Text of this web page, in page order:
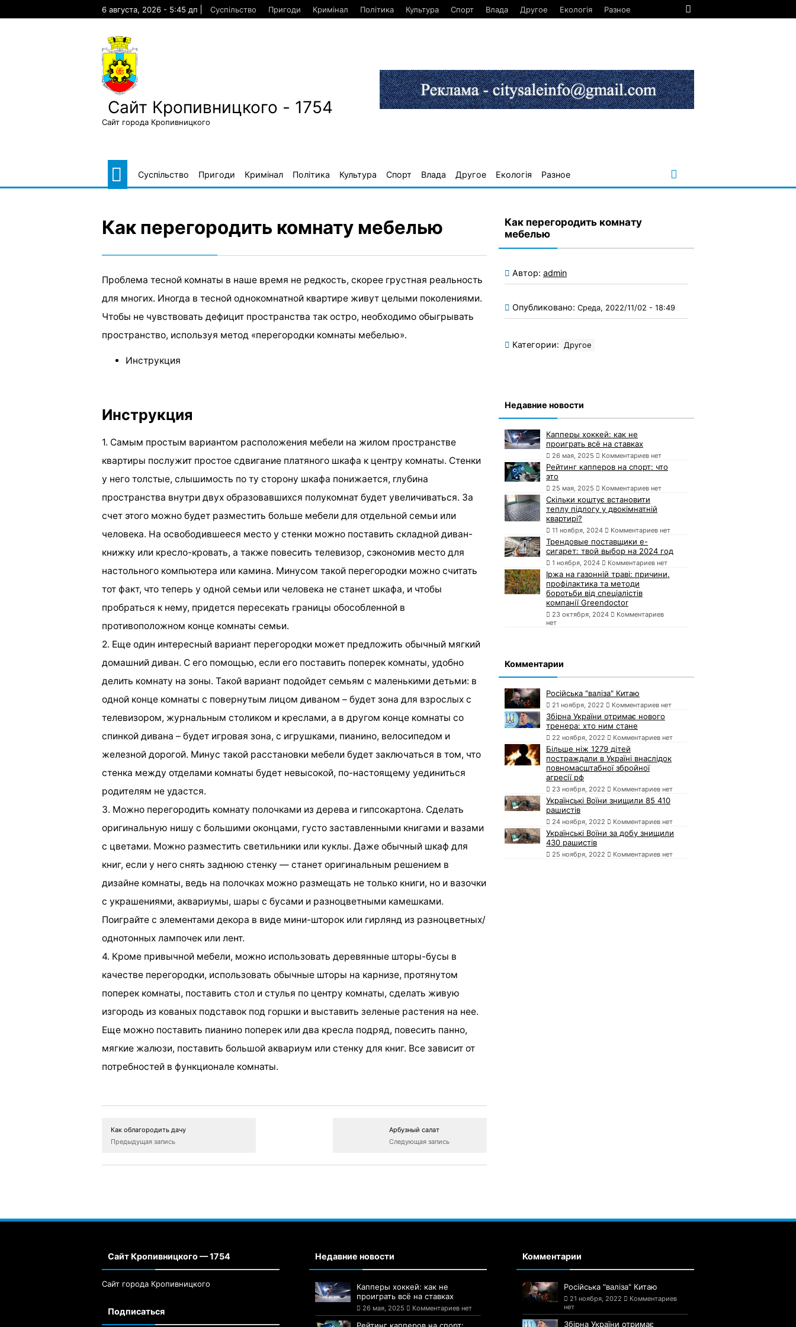
6 августа, 2026 - 5:45 дп Суспільство Пригоди Кримінал Політика Культура Спорт Влада Другое Екологія Разное
Сайт Кропивницкого - 1754
Сайт города Кропивницкого
Суспільство Пригоди Кримінал Політика Культура Спорт Влада Другое Екологія Разное
Как перегородить комнату мебелью
Проблема тесной комнаты в наше время не редкость, скорее грустная реальность
для многих. Иногда в тесной однокомнатной квартире живут целыми поколениями.
Чтобы не чувствовать дефицит пространства так остро, необходимо обыгрывать
пространство, используя метод «перегородки комнаты мебелью».
Инструкция
Инструкция
1. Самым простым вариантом расположения мебели на жилом пространстве
квартиры послужит простое сдвигание платяного шкафа к центру комнаты. Стенки
у него толстые, слышимость по ту сторону шкафа понижается, глубина
пространства внутри двух образовавшихся полукомнат будет увеличиваться. За
счет этого можно будет разместить больше мебели для отдельной семьи или
человека. На освободившееся место у стенки можно поставить складной диван-
книжку или кресло-кровать, а также повесить телевизор, сэкономив место для
настольного компьютера или камина. Минусом такой перегородки можно считать
тот факт, что теперь у одной семьи или человека не станет шкафа, и чтобы
пробраться к нему, придется пересекать границы обособленной в
противоположном конце комнаты семьи.
2. Еще один интересный вариант перегородки может предложить обычный мягкий
домашний диван. С его помощью, если его поставить поперек комнаты, удобно
делить комнату на зоны. Такой вариант подойдет семьям с маленькими детьми: в
одной конце комнаты с повернутым лицом диваном – будет зона для взрослых с
телевизором, журнальным столиком и креслами, а в другом конце комнаты со
спинкой дивана – будет игровая зона, с игрушками, пианино, велосипедом и
железной дорогой. Минус такой расстановки мебели будет заключаться в том, что
стенка между отделами комнаты будет невысокой, по-настоящему уединиться
родителям не удастся.
3. Можно перегородить комнату полочками из дерева и гипсокартона. Сделать
оригинальную нишу с большими оконцами, густо заставленными книгами и вазами
с цветами. Можно разместить светильники или куклы. Даже обычный шкаф для
книг, если у него снять заднюю стенку — станет оригинальным решением в
дизайне комнаты, ведь на полочках можно размещать не только книги, но и вазочки
с украшениями, аквариумы, шары с бусами и разноцветными камешками.
Поиграйте с элементами декора в виде мини-шторок или гирлянд из разноцветных/
однотонных лампочек или лент.
4. Кроме привычной мебели, можно использовать деревянные шторы-бусы в
качестве перегородки, использовать обычные шторы на карнизе, протянутом
поперек комнаты, поставить стол и стулья по центру комнаты, сделать живую
изгородь из кованых подставок под горшки и выставить зеленые растения на нее.
Еще можно поставить пианино поперек или два кресла подряд, повесить панно,
мягкие жалюзи, поставить большой аквариум или стенку для книг. Все зависит от
потребностей в функционале комнаты.
Как облагородить дачу
Предыдущая запись
Арбузный салат
Следующая запись
Как перегородить комнату
мебелью
Автор: admin
Опубликовано: Среда, 2022/11/02 - 18:49
Категории: Другое
Недавние новости
Капперы хоккей: как не
проиграть всё на ставках
26 мая, 2025 Комментариев нет
Рейтинг капперов на спорт: что
это
25 мая, 2025 Комментариев нет
Скільки коштує встановити
теплу підлогу у двокімнатній
квартирі?
11 ноября, 2024 Комментариев нет
Трендовые поставщики e-
сигарет: твой выбор на 2024 год
1 ноября, 2024 Комментариев нет
Іржа на газонній траві: причини,
профілактика та методи
боротьби від спеціалістів
компанії Greendoctor
23 октября, 2024
Комментариев
нет
Комментарии
Російська "валіза" Китаю
21 ноября, 2022 Комментариев нет
Збірна України отримає нового
тренера: хто ним стане
22 ноября, 2022 Комментариев нет
Більше ніж 1279 дітей
постраждали в Україні внаслідок
повномасштабної збройної
агресії рф
23 ноября, 2022 Комментариев нет
Українські Воїни знищили 85 410
рашистів
24 ноября, 2022 Комментариев нет
Українські Воїни за добу знищили
430 рашистів
25 ноября, 2022 Комментариев нет
Сайт Кропивницкого — 1754
Сайт города Кропивницкого
Подписаться
Недавние новости
Капперы хоккей: как не
проиграть всё на ставках
26 мая, 2025 Комментариев нет
Комментарии
Російська "валіза" Китаю
21 ноября, 2022
Комментариев
нет
Збірна України отримає